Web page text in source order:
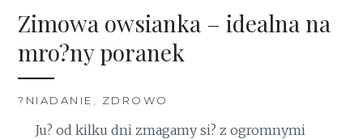
Zimowa owsianka – idealna na
mro?ny poranek
?NIADANIE ZDROWO
Ju? od kilku dni zmagamy si? z ogromnymi